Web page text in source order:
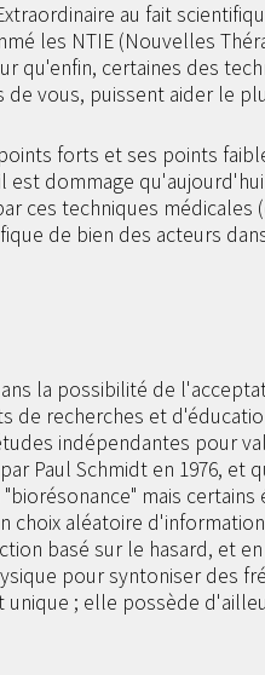
au fait
les NTIE (Nouvelles
qu'enfin, certaines des
vous, puissent aider le
forts et ses points
est dommage
ces techniques médicales
de bien des acteurs
la possibilité de
de recherches et
indépendantes pour
Paul Schmidt en 1976, et
mais
aléatoire
basé sur le hasard, et
pour syntoniser des
; elle possède